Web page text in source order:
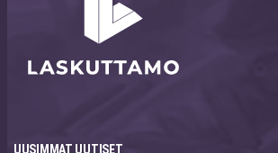
UUSIMMAT UUTISET